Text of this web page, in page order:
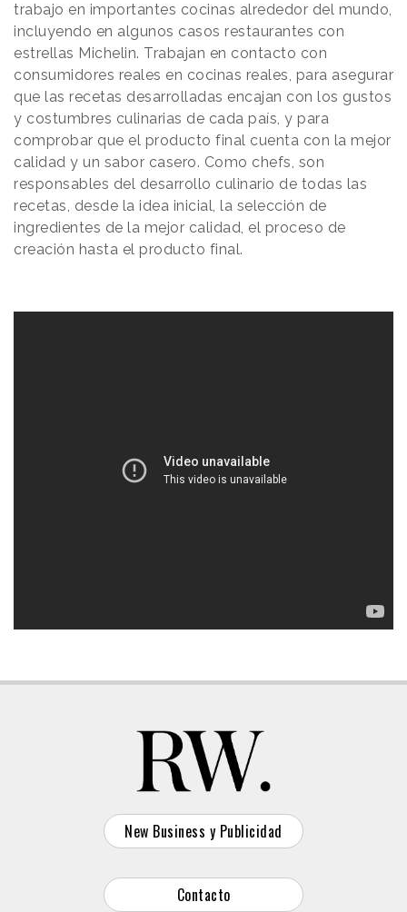
trabajo en importantes cocinas alrededor del mundo,
incluyendo en algunos casos restaurantes con
estrellas Michelin. Trabajan en contacto con
consumidores reales en cocinas reales, para asegurar
que las recetas desarrolladas encajan con los gustos
y costumbres culinarias de cada país, y para
comprobar que el producto final cuenta con la mejor
calidad y un sabor casero. Como chefs, son
responsables del desarrollo culinario de todas las
recetas, desde la idea inicial, la selección de
ingredientes de la mejor calidad, el proceso de
creación hasta el producto final.
New Business y Publicidad
Contacto